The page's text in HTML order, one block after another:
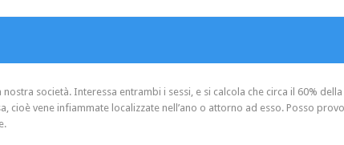
società. Interessa entrambi i sessi, e si calcola che circa il 60%
cioè vene infiammate localizzate nell’ano o attorno ad esso. Posso